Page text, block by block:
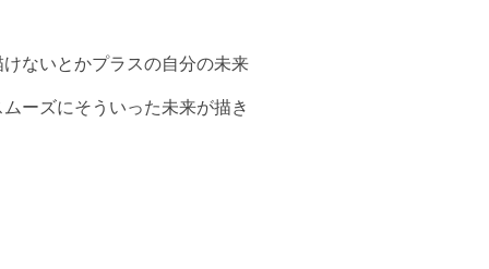
ないとかプラスの自分の未来
ーズにそういった未来が描き